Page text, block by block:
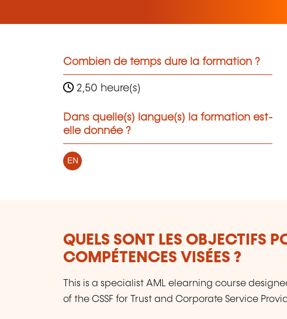
Combien de temps dure la formation ?
2,50 heure(s)
Dans quelle(s) langue(s) la formation est-
elle donnée ?
EN
QUELS SONT LES OBJECTIFS
COMPÉTENCES VISÉES ?
This is a specialist AML elearning course
of the CSSF for Trust and Corporate Service